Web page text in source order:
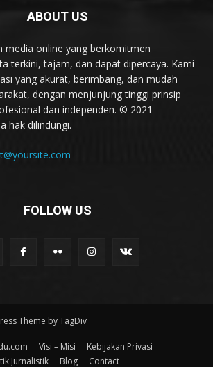
ABOUT US
media online yang berkomitmen
terkini, tajam, dan dapat dipercaya. Kami
yang akurat, berimbang, dan mudah
dengan menjunjung tinggi prinsip
dan independen. © 2021
hak dilindungi.
FOLLOW US
Theme by TagDiv
Visi – Misi
Kebijakan Privasi
Jurnalistik Blog Contact